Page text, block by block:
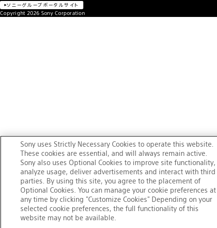
ソニーグループポータルサイト
Copyright 2026 Sony Corporation
Sony uses Strictly Necessary Cookies to operate this website.
These cookies are essential, and will always remain active.
Sony also uses Optional Cookies to improve site functionality,
analyze usage, deliver advertisements and interact with third
parties. By using this site, you agree to the placement of
Optional Cookies. You can manage your cookie preferences at
any time by clicking "Customize Cookies" Depending on your
selected cookie preferences, the full functionality of this
website may not be available.